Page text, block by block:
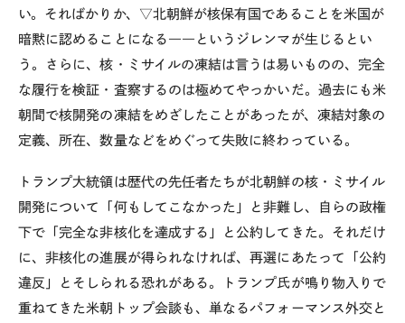
い。そればかりか、▽北朝鮮が核保有国であることを米国が
暗黙に認めることになる――というジレンマが生じるとい
う。さらに、核・ミサイルの凍結は言うは易いものの、完全
な履行を検証・査察するのは極めてやっかいだ。過去にも米
朝間で核開発の凍結をめざしたことがあったが、凍結対象の
定義、所在、数量などをめぐって失敗に終わっている。
トランプ大統領は歴代の先任者たちが北朝鮮の核・ミサイル
開発について「何もしてこなかった」と非難し、自らの政権
下で「完全な非核化を達成する」と公約してきた。それだけ
に、非核化の進展が得られなければ、再選にあたって「公約
違反」とそしられる恐れがある。トランプ氏が鳴り物入りで
重ねてきた米朝トップ会談も、単なるパフォーマンス外交と